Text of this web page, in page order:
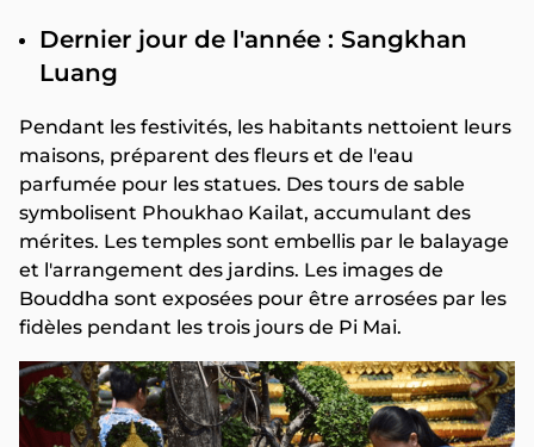
Dernier jour de l'année : Sangkhan
Luang
Pendant les festivités, les habitants nettoient leurs
maisons, préparent des fleurs et de l'eau
parfumée pour les statues. Des tours de sable
symbolisent Phoukhao Kailat, accumulant des
mérites. Les temples sont embellis par le balayage
et l'arrangement des jardins. Les images de
Bouddha sont exposées pour être arrosées par les
fidèles pendant les trois jours de Pi Mai.